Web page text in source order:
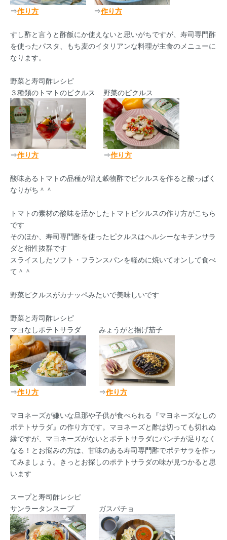
⇒作り方 ⇒作り方
すし酢と言うと酢飯にか使えないと思いがちですが、寿司専門酢
を使ったパスタ、もち麦のイタリアンな料理が主食のメニューに
なります。
野菜と寿司酢レシピ
３種類のトマトのピクルス
野菜のピクルス
⇒作り方 ⇒作り方
酸味あるトマトの品種が増え穀物酢でピクルスを作ると酸っぱく
なりがち＾＾
トマトの素材の酸味を活かしたトマトピクルスの作り方がこちら
です
そのほか、寿司専門酢を使ったピクルスはヘルシーなキチンサラ
ダと相性抜群です
スライスしたソフト・フランスパンを軽めに焼いてオンして食べ
て＾＾
野菜ピクルスがカナッペみたいで美味しいです
野菜と寿司酢レシピ
マヨなしポテトサラダ
みょうがと揚げ茄子
⇒作り方 ⇒作り方
マヨネーズが嫌いな旦那や子供が食べられる『マヨネーズなしの
ポテトサラダ』の作り方です。マヨネーズと酢は切っても切れぬ
縁ですが、マヨネーズがないとポテトサラダにパンチが足りなく
なる！とお悩みの方は、甘味のある寿司専門酢でポテサラを作っ
てみましょう。きっとお探しのポテトサラダの味が見つかると思
います
スープと寿司酢レシピ
サンラータンスープ
ガスパチョ